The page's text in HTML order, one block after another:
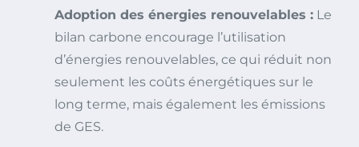
Adoption des énergies renouvelables : Le
bilan carbone encourage l’utilisation
d’énergies renouvelables, ce qui réduit non
seulement les coûts énergétiques sur le
long terme, mais également les émissions
de GES.